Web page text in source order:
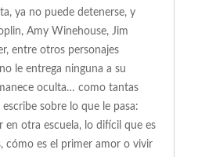
ya no puede detenerse, y
Amy Winehouse, Jim
entre otros personajes
le entrega ninguna a su
oculta… como tantas
sobre lo que le pasa:
en otra escuela, lo difícil que es
cómo es el primer amor o vivir